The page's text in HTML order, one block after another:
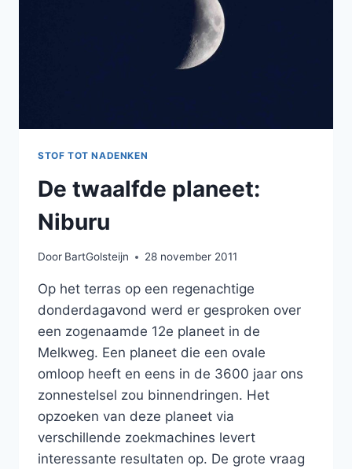
STOF TOT NADENKEN
De twaalfde planeet:
Niburu
Door BartGolsteijn 28 november 2011
Op het terras op een regenachtige
donderdagavond werd er gesproken over
een zogenaamde 12e planeet in de
Melkweg. Een planeet die een ovale
omloop heeft en eens in de 3600 jaar ons
zonnestelsel zou binnendringen. Het
opzoeken van deze planeet via
verschillende zoekmachines levert
interessante resultaten op. De grote vraag